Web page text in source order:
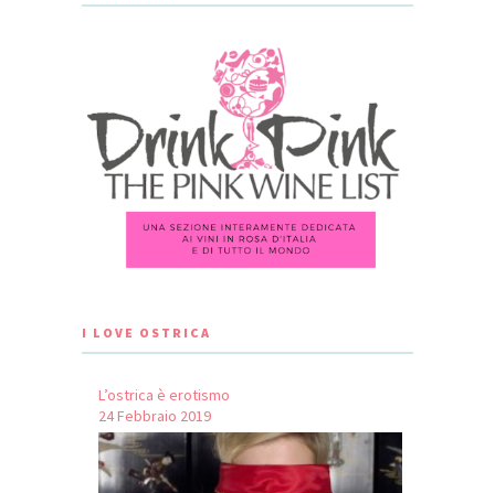
I LOVE OSTRICA
L’ostrica è erotismo
24 Febbraio 2019